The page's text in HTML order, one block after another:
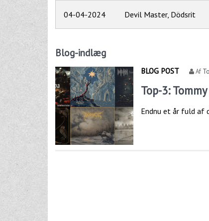
04-04-2024 Devil Master, Dödsrit
Blog-indlæg
BLOG POST Af
Top-3:
Endnu et år fuld af